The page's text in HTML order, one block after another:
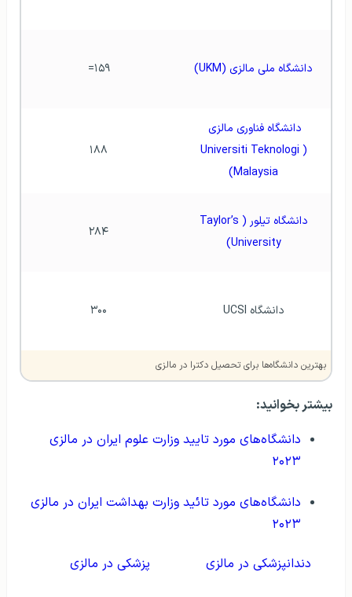
دانشگاه ملی مالزی (UKM) ۱۵۹=
(Universiti Teknologi
Malaysia)
۱۸۸
دانشگاه تیلور (Taylor’s
University)
۲۸۴
دانشگاه UCSI ۳۰۰
بهترین دانشگاه‌ها برای تحصیل دکترا در مالزی
بیشتر بخوانید:
دانشگاه‌های مورد تایید وزارت علوم ایران در مالزی
۲۰۲۳
دانشگاه‌های مورد تائید وزارت بهداشت ایران در مالزی
۲۰۲۳
دندانپزشکی در مالزی پزشکی در مالزی